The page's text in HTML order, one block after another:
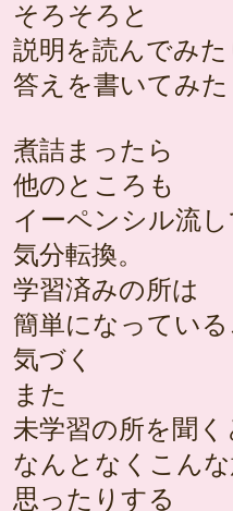
そろそろと
説明を読んでみた
答えを書いてみた
煮詰まったら
他のところも
イーペンシル流し
気分転換。
学習済みの所は
簡単になってい
気づく
また
未学習の所を聞く
なんとなくこん
思ったりする